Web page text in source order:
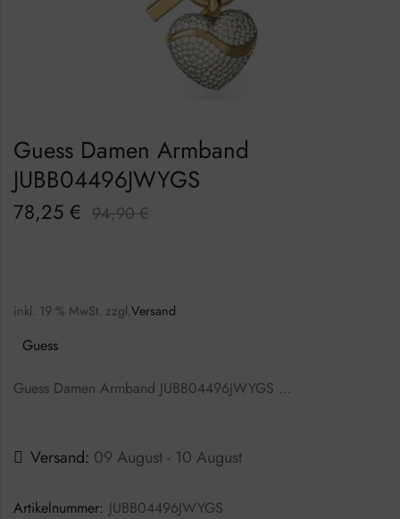
Guess Damen Armband
JUBB04496JWYGS
78,25 € 94,90€
inkl. 19 % MwSt. zzgl.Versand
Guess
Guess Damen Armband JUBB04496JWYGS …
Versand: 09 August - 10 August
Artikelnummer: JUBB04496JWYGS